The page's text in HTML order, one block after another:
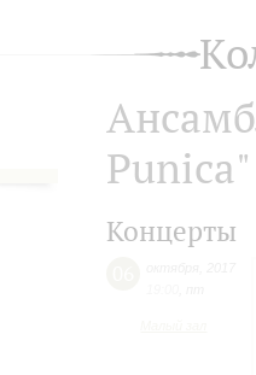
Punica"
Концерты